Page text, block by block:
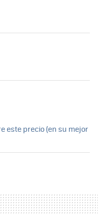
este precio (en su mejor